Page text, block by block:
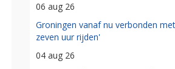
06 aug 26
Groningen vanaf nu verbonden
zeven uur rijden'
04 aug 26